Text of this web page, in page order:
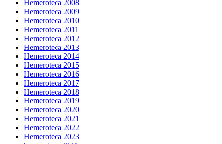
Hemeroteca 2008
Hemeroteca 2009
Hemeroteca 2010
Hemeroteca 2011
Hemeroteca 2012
Hemeroteca 2013
Hemeroteca 2014
Hemeroteca 2015
Hemeroteca 2016
Hemeroteca 2017
Hemeroteca 2018
Hemeroteca 2019
Hemeroteca 2020
Hemeroteca 2021
Hemeroteca 2022
Hemeroteca 2023